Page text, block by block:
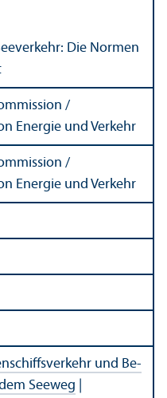
Die Normen
/
Energie und Verkehr
/
Energie und Verkehr
und Be­
Seeweg